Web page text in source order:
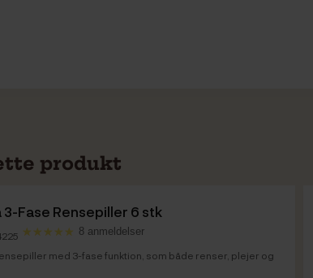
produkt
3-Fase Rensepiller 6 stk
8 anmeldelser
med 3-fase funktion, som både renser, plejer og